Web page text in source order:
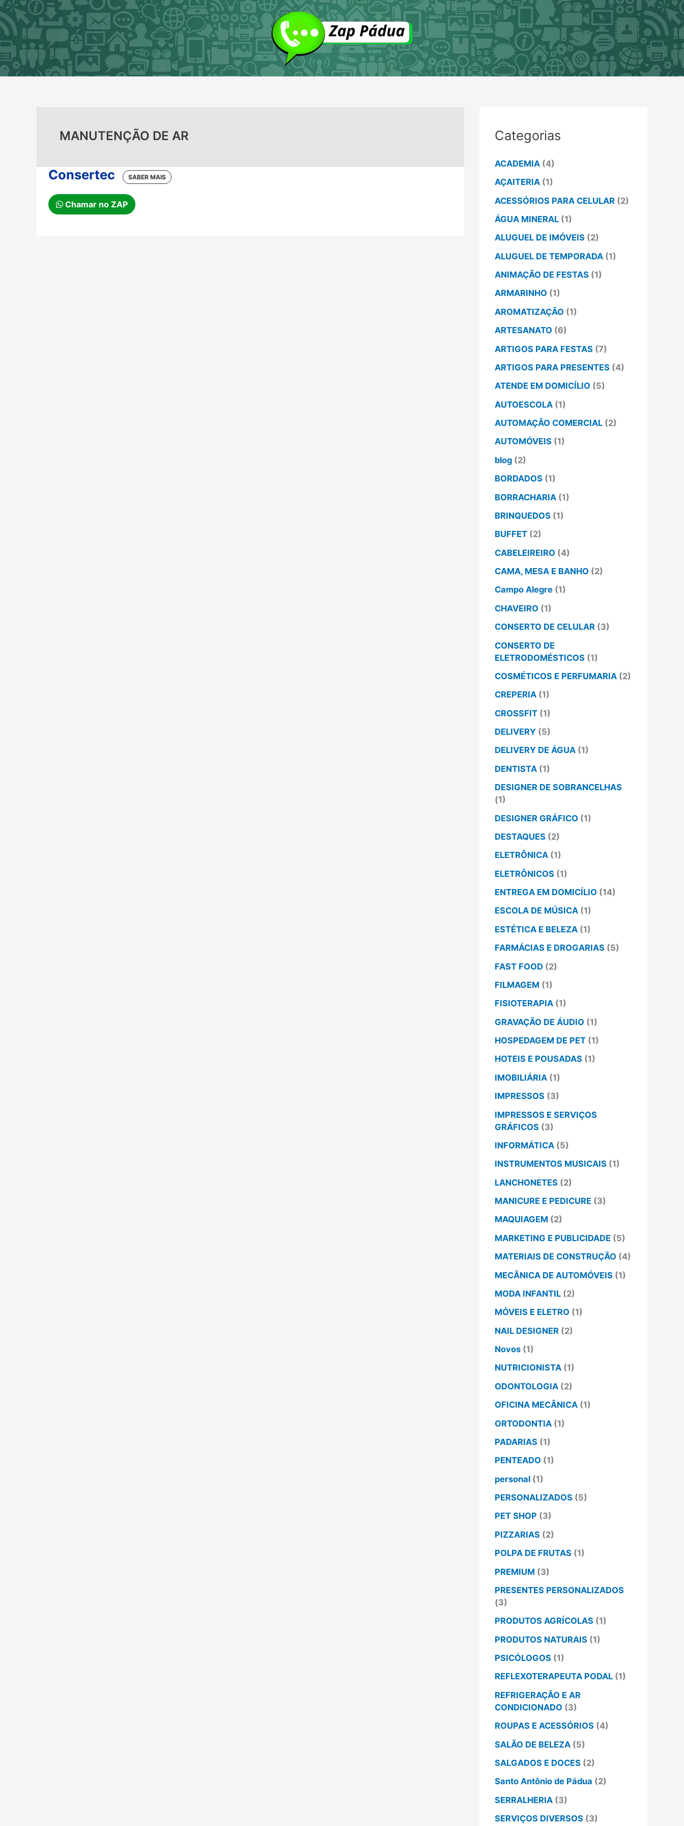
Ir
para
o
conteúdo
MANUTENÇÃO DE AR
Consertec
Chamar no ZAP
Categorias
ACADEMIA (4)
AÇAITERIA (1)
ACESSÓRIOS PARA CELULAR (2)
ÁGUA MINERAL (1)
ALUGUEL DE IMÓVEIS (2)
ALUGUEL DE TEMPORADA (1)
ANIMAÇÃO DE FESTAS (1)
ARMARINHO (1)
AROMATIZAÇÃO (1)
ARTESANATO (6)
ARTIGOS PARA FESTAS (7)
ARTIGOS PARA PRESENTES (4)
ATENDE EM DOMICÍLIO (5)
AUTOESCOLA (1)
AUTOMAÇÃO COMERCIAL (2)
AUTOMÓVEIS (1)
blog (2)
BORDADOS (1)
BORRACHARIA (1)
BRINQUEDOS (1)
BUFFET (2)
CABELEIREIRO (4)
CAMA, MESA E BANHO (2)
Campo Alegre (1)
CHAVEIRO (1)
CONSERTO DE CELULAR (3)
CONSERTO DE
ELETRODOMÉSTICOS (1)
COSMÉTICOS E PERFUMARIA (2)
CREPERIA (1)
CROSSFIT (1)
DELIVERY (5)
DELIVERY DE ÁGUA (1)
DENTISTA (1)
DESIGNER DE SOBRANCELHAS
(1)
DESIGNER GRÁFICO (1)
DESTAQUES (2)
ELETRÔNICA (1)
ELETRÔNICOS (1)
ENTREGA EM DOMICÍLIO (14)
ESCOLA DE MÚSICA (1)
ESTÉTICA E BELEZA (1)
FARMÁCIAS E DROGARIAS (5)
FAST FOOD (2)
FILMAGEM (1)
FISIOTERAPIA (1)
GRAVAÇÃO DE ÁUDIO (1)
HOSPEDAGEM DE PET (1)
HOTEIS E POUSADAS (1)
IMOBILIÁRIA (1)
IMPRESSOS (3)
IMPRESSOS E SERVIÇOS
GRÁFICOS (3)
INFORMÁTICA (5)
INSTRUMENTOS MUSICAIS (1)
LANCHONETES (2)
MANICURE E PEDICURE (3)
MAQUIAGEM (2)
MARKETING E PUBLICIDADE (5)
MATERIAIS DE CONSTRUÇÃO (4)
MECÂNICA DE AUTOMÓVEIS (1)
MODA INFANTIL (2)
MÓVEIS E ELETRO (1)
NAIL DESIGNER (2)
Novos (1)
NUTRICIONISTA (1)
ODONTOLOGIA (2)
OFICINA MECÂNICA (1)
ORTODONTIA (1)
PADARIAS (1)
PENTEADO (1)
personal (1)
PERSONALIZADOS (5)
PET SHOP (3)
PIZZARIAS (2)
POLPA DE FRUTAS (1)
PREMIUM (3)
PRESENTES PERSONALIZADOS
(3)
PRODUTOS AGRÍCOLAS (1)
PRODUTOS NATURAIS (1)
PSICÓLOGOS (1)
REFLEXOTERAPEUTA PODAL (1)
REFRIGERAÇÃO E AR
CONDICIONADO (3)
ROUPAS E ACESSÓRIOS (4)
SALÃO DE BELEZA (5)
SALGADOS E DOCES (2)
Santo Antônio de Pádua (2)
SERRALHERIA (3)
SERVIÇOS DIVERSOS (3)